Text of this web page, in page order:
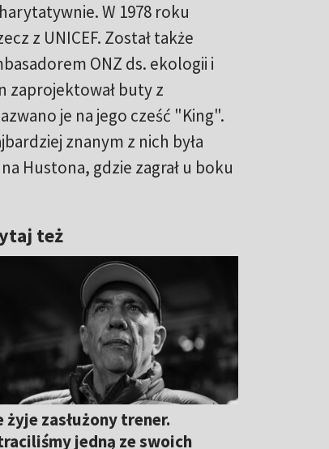
W 1978 roku
z UNICEF. Został także
ONZ ds. ekologii i
zaprojektował buty z
je na jego cześć "King".
znanym z nich była
Hustona, gdzie zagrał u boku
też
żyje zasłużony trener.
jedną ze swoich